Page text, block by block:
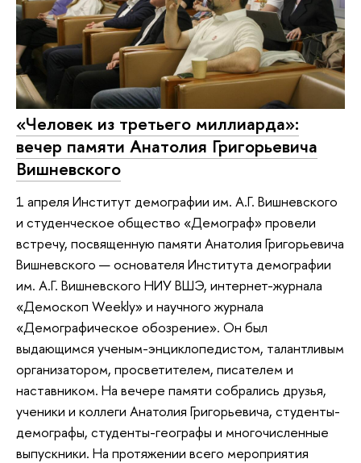
«Человек из третьего миллиарда»:
вечер памяти Анатолия Григорьевича
Вишневского
1 апреля Институт демографии им. А.Г. Вишневского
и студенческое общество «Демограф» провели
встречу, посвященную памяти Анатолия Григорьевича
Вишневского — основателя Института демографии
им. А.Г. Вишневского НИУ ВШЭ, интернет-журнала
«Демоскоп Weekly» и научного журнала
«Демографическое обозрение». Он был
выдающимся ученым-энциклопедистом, талантливым
организатором, просветителем, писателем и
наставником. На вечере памяти собрались друзья,
ученики и коллеги Анатолия Григорьевича, студенты-
демографы, студенты-географы и многочисленные
выпускники. На протяжении всего мероприятия